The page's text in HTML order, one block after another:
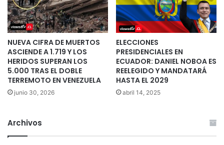
NUEVA CIFRA DE MUERTOS
ASCIENDE A 1.719 Y LOS
HERIDOS SUPERAN LOS
5.000 TRAS EL DOBLE
TERREMOTO EN VENEZUELA
junio 30, 2026
ELECCIONES
PRESIDENCIALES EN
ECUADOR: DANIEL NOBOA ES
REELEGIDO Y MANDATARÁ
HASTA EL 2029
abril 14, 2025
Archivos